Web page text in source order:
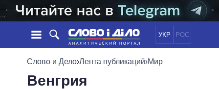
УКР РОС
НОВОСТИ
ЛЕНТА
Слово и Дело›Лента публикаций›Мир
Венгрия